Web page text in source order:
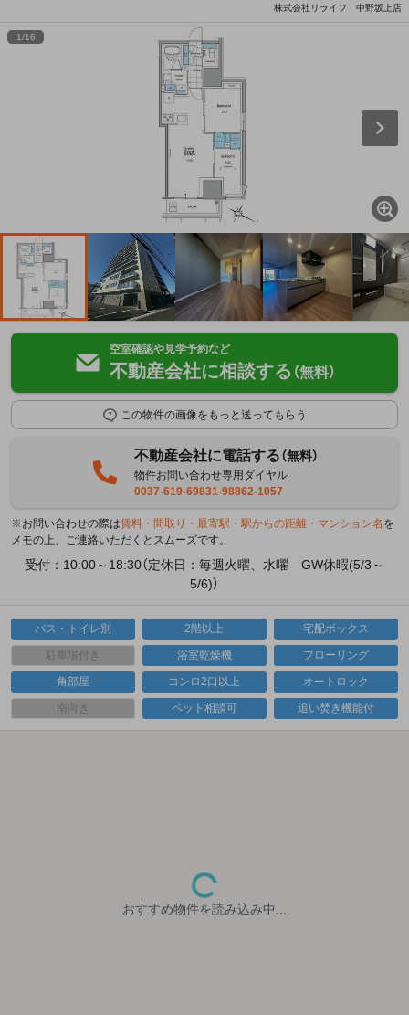
株式会社リライフ 中野坂上店
1/16
空室確認や見学予約など
不動産会社に相談する （無料）
この物件の画像をもっと送ってもらう
不動産会社に電話する（無料）
物件お問い合わせ専用ダイヤル
0037-619-69831-98862-1057
※お問い合わせの際は賃料・間取り・最寄駅・駅からの距離・マンション名 を
メモの上、ご連絡いただくとスムーズです。
受付：10:00～18:30（定休日：毎週火曜、水曜 GW休暇(5/3～
5/6)）
バス・トイレ別 2階以上 宅配ボックス
駐車場付き 浴室乾燥機 フローリング
角部屋 コンロ2口以上 オートロック
南向き ペット相談可 追い焚き機能付
おすすめ物件を読み込み中...